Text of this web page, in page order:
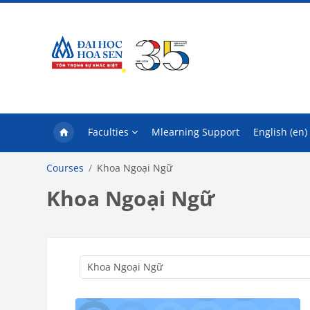
Faculties Mlearning Support English ‎(en)‎
Courses Khoa Ngoại Ngữ
Khoa Ngoại Ngữ